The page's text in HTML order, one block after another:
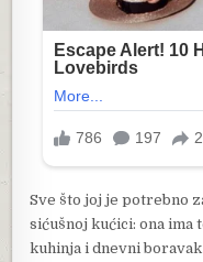
Sve što joj je potrebno
sićušnoj kućici: ona
kuhinja i dnevni boravak